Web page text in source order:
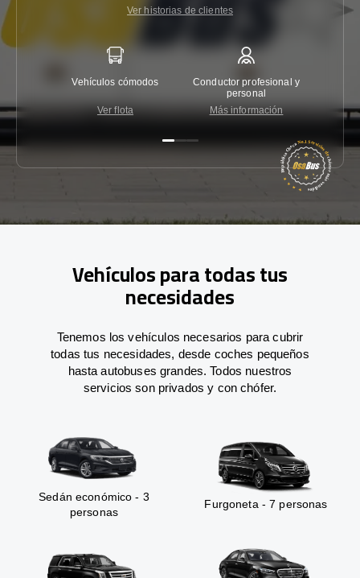
Ver historias de clientes
Vehículos cómodos
Ver flota
Conductor profesional y
personal
Más información
Vehículos para todas tus
necesidades
Tenemos los vehículos necesarios para cubrir
todas tus necesidades, desde coches pequeños
hasta autobuses grandes. Todos nuestros
servicios son privados y con chófer.
Sedán económico - 3
personas
Furgoneta - 7 personas